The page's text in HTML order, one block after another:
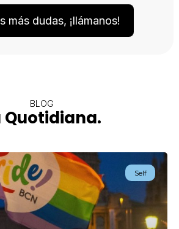
más dudas, ¡llámanos!
BLOG
Quotidiana.
Self